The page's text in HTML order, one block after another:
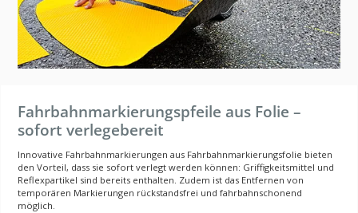
Fahrbahnmarkierungspfeile aus Folie –
sofort verlegebereit
Innovative Fahrbahnmarkierungen aus Fahrbahnmarkierungsfolie bieten
den Vorteil, dass sie sofort verlegt werden können: Griffigkeitsmittel und
Reflexpartikel sind bereits enthalten. Zudem ist das Entfernen von
temporären Markierungen rückstandsfrei und fahrbahnschonend
möglich.